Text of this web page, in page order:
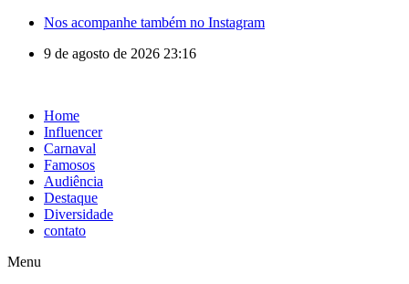
Nos acompanhe também no Instagram
9 de agosto de 2026 23:16
Home
Influencer
Carnaval
Famosos
Audiência
Destaque
Diversidade
contato
Menu